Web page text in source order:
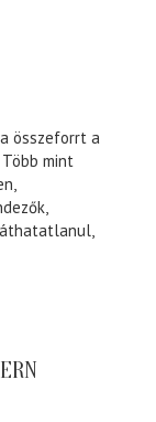
összeforrt a
mint